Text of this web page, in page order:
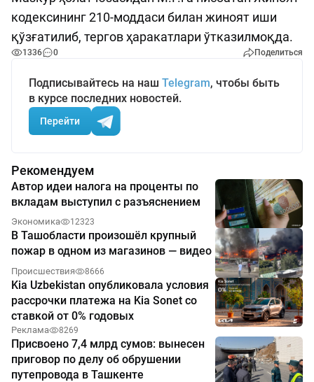
кодексининг 210-моддаси билан жиноят иши
қўзғатилиб, тергов ҳаракатлари ўтказилмоқда.
1336 0 Поделиться
Подписывайтесь на наш Telegram, чтобы быть
в курсе последних новостей.
Перейти
Рекомендуем
Автор идеи налога на проценты по
вкладам выступил с разъяснением
Экономика 12323
В Ташобласти произошёл крупный
пожар в одном из магазинов — видео
Происшествия 8666
Kia Uzbekistan опубликовала условия
рассрочки платежа на Kia Sonet со
ставкой от 0% годовых
Реклама 8269
Присвоено 7,4 млрд сумов: вынесен
приговор по делу об обрушении
путепровода в Ташкенте